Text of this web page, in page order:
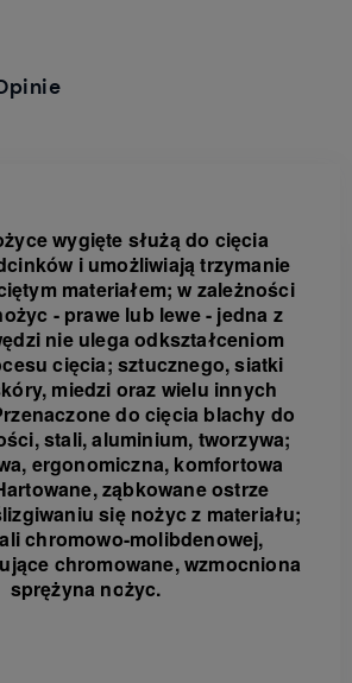
wygięte służą do cięcia
i umożliwiają trzymanie
materiałem; w zależności
- prawe lub lewe - jedna z
nie ulega odkształceniom
cięcia;sztucznego, siatki
miedzi oraz wielu innych
do cięcia blachy do
stali, aluminium, tworzywa;
ergonomiczna, komfortowa
ząbkowane ostrze
się nożyc z materiału;
chromowo-molibdenowej,
chromowane, wzmocniona
sprężyna nożyc.